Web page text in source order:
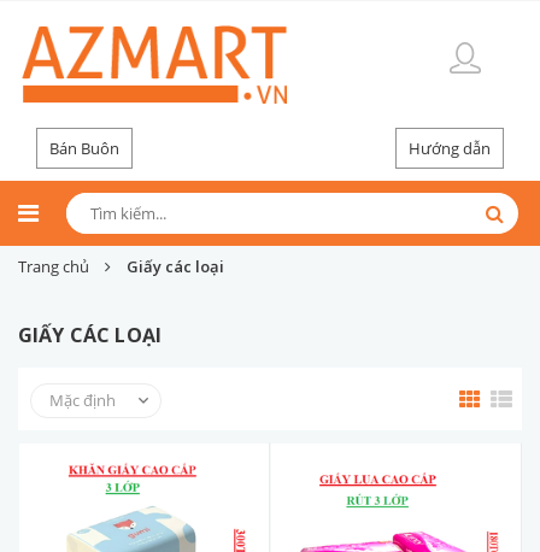
Bán Buôn Hướng dẫn
Trang chủ Giấy các loại
GIẤY CÁC LOẠI